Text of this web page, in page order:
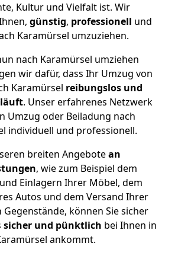
Kultur und Vielfalt ist. Wir
günstig, professionell und
Karamürsel umzuziehen.
nach Karamürsel umziehen
wir dafür, dass Ihr Umzug von
Karamürsel reibungslos und
. Unser erfahrenes Netzwerk
Umzug oder Beiladung nach
individuell und professionell.
breiten Angebotean
, wie zum Beispiel dem
Einlagern Ihrer Möbel, dem
Autos und dem Versand Ihrer
können Sie sicher
sicher und pünktlich bei Ihnen in
ankommt.